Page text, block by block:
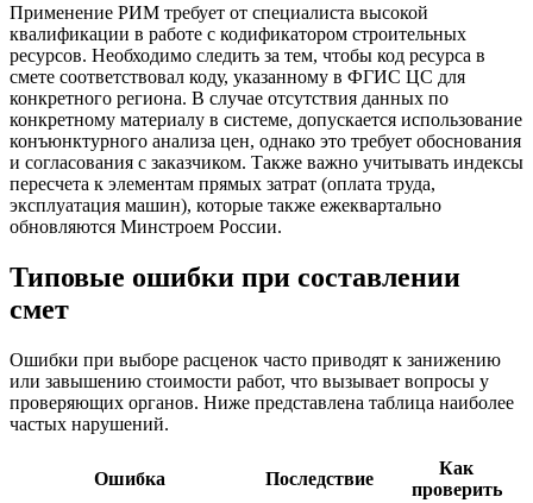
Применение РИМ требует от специалиста высокой
квалификации в работе с кодификатором строительных
ресурсов. Необходимо следить за тем, чтобы код ресурса в
смете соответствовал коду, указанному в ФГИС ЦС для
конкретного региона. В случае отсутствия данных по
конкретному материалу в системе, допускается использование
конъюнктурного анализа цен, однако это требует обоснования
и согласования с заказчиком. Также важно учитывать индексы
пересчета к элементам прямых затрат (оплата труда,
эксплуатация машин), которые также ежеквартально
обновляются Минстроем России.
Типовые ошибки при составлении
смет
Ошибки при выборе расценок часто приводят к занижению
или завышению стоимости работ, что вызывает вопросы у
проверяющих органов. Ниже представлена таблица наиболее
частых нарушений.
Ошибка Последствие
Как
проверить